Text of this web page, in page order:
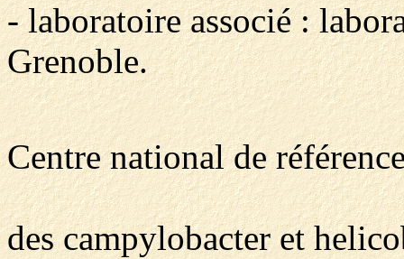
- laboratoire associé :
Grenoble.
Centre national de
des campylobacter et